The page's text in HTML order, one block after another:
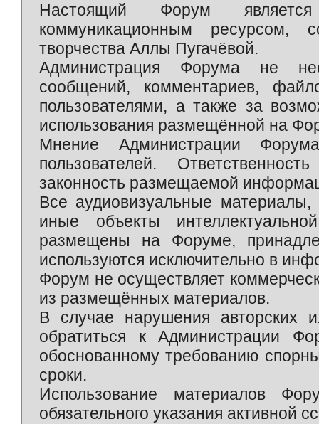
Настоящий Форум является
коммуникационным ресурсом,
творчества Аллы Пугачёвой.
Администрация Форума не
сообщений, комментариев,
пользователями, а также за
использования размещённой на
Мнение Администрации
пользователей.
законность размещаемой
Все аудиовизуальные
иные объекты
размещены на Форуме,
используются исключительно в
Форум не осуществляет
из размещённых материалов.
В случае нарушения авторских
обратиться к Администрации
обоснованному требованию
сроки.
Использование материалов
обязательного указания активной